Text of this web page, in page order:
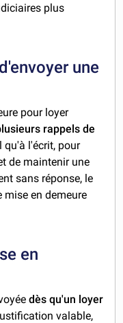
plus
une
pour loyer
rappels de
qu'à l'écrit, pour
de maintenir une
sans réponse, le
mise en demeure
en
dès qu'un loyer
valable,